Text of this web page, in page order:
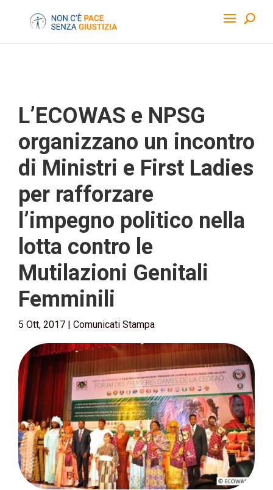
L’ECOWAS e NPSG
organizzano un incontro
di Ministri e First Ladies
per rafforzare
l’impegno politico nella
lotta contro le
Mutilazioni Genitali
Femminili
5 Ott, 2017 | Comunicati Stampa